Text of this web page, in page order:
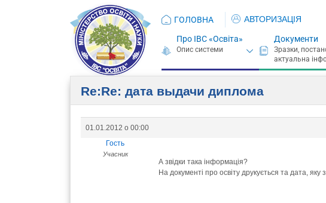
ГОЛОВНА АВТОРИЗАЦІЯ
Про ІВС «Освіта» Документи
Re:Re: дата выдачи диплома
01.01.2012 о 00:00
Гость
Учасник
А звідки така інформація?
На документі про освіту друкується та дата, яку